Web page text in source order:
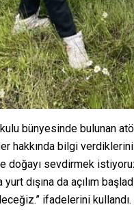
bünyesinde bulunan
hakkında bilgi
doğayı sevdirmek
dışına da açılım
ifadelerini kullandı.